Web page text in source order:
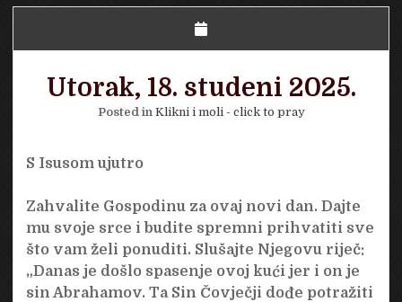
Utorak, 18. studeni 2025.
Posted in Klikni i moli - click to pray
S Isusom ujutro
Zahvalite Gospodinu za ovaj novi dan. Dajte
mu svoje srce i budite spremni prihvatiti sve
što vam želi ponuditi. Slušajte Njegovu riječ:
„Danas je došlo spasenje ovoj kući jer i on je
sin Abrahamov. Ta Sin Čovječji dođe potražiti